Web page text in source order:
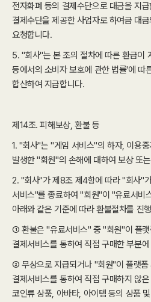
전자화폐 등의 결제수단으로 대금을 지
결제수단을 제공한 사업자로 하여금 대
요청합니다.
5. "회사"는 본 조의 절차에 따른 환급이
등에서의 소비자 보호에 관한 법률'에 따
합산하여 지급합니다.
제14조. 피해보상, 환불 등
1. "회사"는 "게임 서비스"의 하자, 이용
발생한 "회원"의 손해에 대하여 보상 또
2. "회사"가 제8조 제4항에 따라 "회사"
서비스"를 종료하여 "회원"이 "유료서비
아래와 같은 기준에 따라 환불절차를 진
① 환불은 "유료서비스" 중 "회원"이 플랫
결제서비스를 통하여 직접 구매한 부분
② 무상으로 지급되거나 "회원"이 플랫폼
결제서비스를 통하여 직접 구매하지 않
코인류 상품, 아바타, 아이템 등의 상품